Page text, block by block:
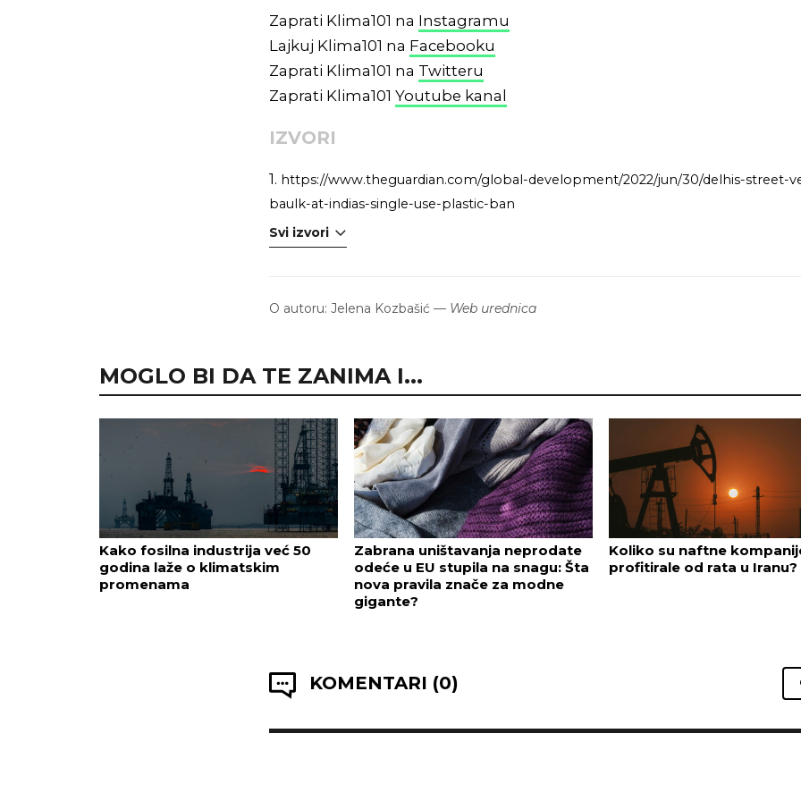
Zaprati Klima101 na Instagramu
Lajkuj Klima101 na Facebooku
Zaprati Klima101 na Twitteru
Zaprati Klima101 Youtube kanal
IZVORI
1. https://www.theguardian.com/global-development/2022/jun/30/delhis-street-
baulk-at-indias-single-use-plastic-ban
Svi izvori
O autoru: Jelena Kozbašić — Web urednica
MOGLO BI DA TE ZANIMA I...
Kako fosilna industrija već 50
godina laže o klimatskim
promenama
Zabrana uništavanja neprodate
odeće u EU stupila na snagu: Šta
nova pravila znače za modne
gigante?
Koliko su naftne
profitirale od rata u Iranu?
KOMENTARI (0)